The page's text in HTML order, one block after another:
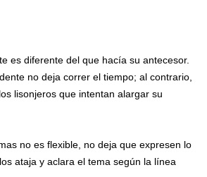
es diferente del que hacía su antecesor.
no deja correr el tiempo; al contrario,
lisonjeros que intentan alargar su
no es flexible, no deja que expresen lo
ataja y aclara el tema según la línea